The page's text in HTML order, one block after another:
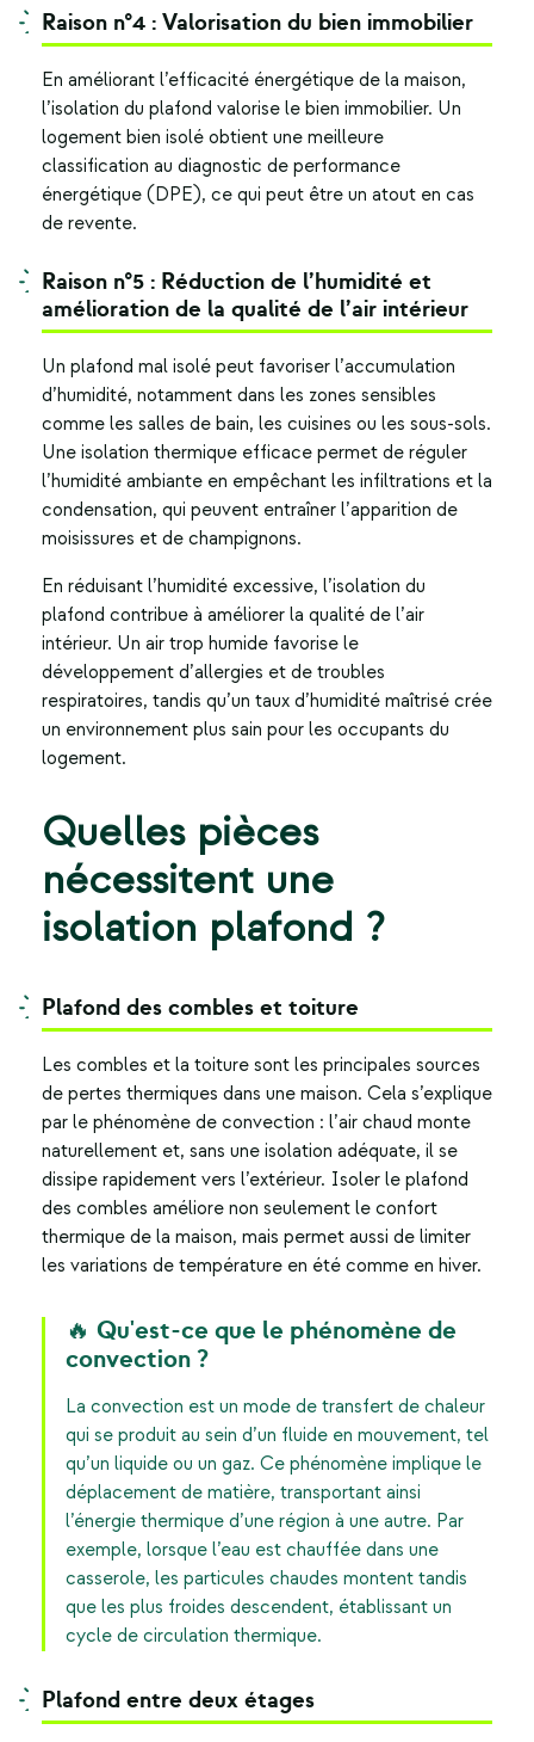
Raison n°4 : Valorisation du bien immobilier
En améliorant l’efficacité énergétique de la maison,
l’isolation du plafond valorise le bien immobilier. Un
logement bien isolé obtient une meilleure
classification au diagnostic de performance
énergétique (DPE), ce qui peut être un atout en cas
de revente.
Raison n°5 : Réduction de l’humidité et
amélioration de la qualité de l’air intérieur
Un plafond mal isolé peut favoriser l’accumulation
d’humidité, notamment dans les zones sensibles
comme les salles de bain, les cuisines ou les sous-sols.
Une isolation thermique efficace permet de réguler
l’humidité ambiante en empêchant les infiltrations et la
condensation, qui peuvent entraîner l’apparition de
moisissures et de champignons.
En réduisant l’humidité excessive, l’isolation du
plafond contribue à améliorer la qualité de l’air
intérieur. Un air trop humide favorise le
développement d’allergies et de troubles
respiratoires, tandis qu’un taux d’humidité maîtrisé crée
un environnement plus sain pour les occupants du
logement.
Quelles pièces
nécessitent une
isolation plafond ?
Plafond des combles et toiture
Les combles et la toiture sont les principales sources
de pertes thermiques dans une maison. Cela s’explique
par le phénomène de convection : l’air chaud monte
naturellement et, sans une isolation adéquate, il se
dissipe rapidement vers l’extérieur. Isoler le plafond
des combles améliore non seulement le confort
thermique de la maison, mais permet aussi de limiter
les variations de température en été comme en hiver.
🔥 Qu'est-ce que le phénomène de
convection ?
La convection est un mode de transfert de chaleur
qui se produit au sein d’un fluide en mouvement, tel
qu’un liquide ou un gaz. Ce phénomène implique le
déplacement de matière, transportant ainsi
l’énergie thermique d’une région à une autre. Par
exemple, lorsque l’eau est chauffée dans une
casserole, les particules chaudes montent tandis
que les plus froides descendent, établissant un
cycle de circulation thermique.
Plafond entre deux étages